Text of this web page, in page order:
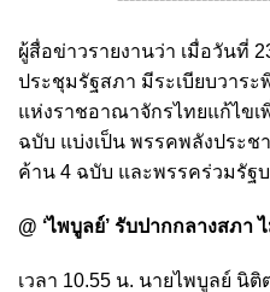
ผู้สื่อข่าวรายงานว่า เมื่อวันที่
ประชุมรัฐสภา มีระเบียบวาร
แห่งราชอาณาจักรไทยแก้ไขเ
ฉบับ แบ่งเป็น พรรคพลังประช
ค้าน 4 ฉบับ และพรรคร่วมรัฐ
@ ‘ไพบูลย์’ รับปากกลางสภา
เวลา 10.55 น. นายไพบูลย์ นิ